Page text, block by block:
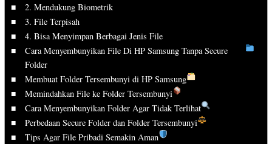
2. Mendukung Biometrik
3. File Terpisah
4. Bisa Menyimpan Berbagai Jenis File
Cara Menyembunyikan File Di HP Samsung Tanpa Secure
Folder
Membuat Folder Tersembunyi di HP Samsung
Memindahkan File ke Folder Tersembunyi
Cara Menyembunyikan Folder Agar Tidak Terlihat
Perbedaan Secure Folder dan Folder Tersembunyi
Tips Agar File Pribadi Semakin Aman